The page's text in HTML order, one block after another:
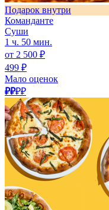
Подарок внутри
Команданте
Суши
1 ч. 50 мин.
от 2 500 ₽
499 ₽
Мало оценок
₽₽₽₽